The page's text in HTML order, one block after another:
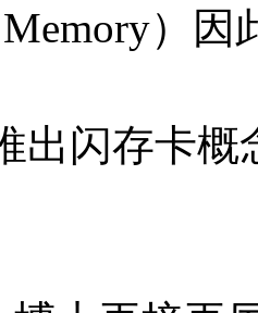
Memory）
出闪存卡概